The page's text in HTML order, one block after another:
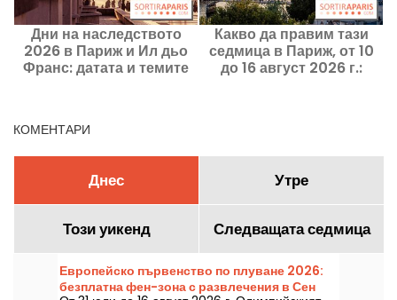
Дни на наследството
2026 в Париж и Ил дьо
Франс: датата и темите
Какво да правим тази
седмица в Париж, от 10
до 16 август 2026 г.:
КОМЕНТАРИ
Днес Утре
Този уикенд Следващата седмица
Европейско първенство по плуване 2026:
безплатна фен-зона с развлечения в Сен